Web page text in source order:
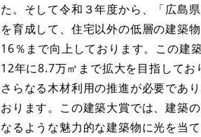
た。そして令和３年度から、「広島
を育成して、住宅以外の低層の建築
16％まで向上しております。この建
12年に8.7万㎥まで拡大を目指して
さらなる木材利用の推進が必要であ
おります。この建築大賞では、建築
なるような魅力的な建築物に光を当